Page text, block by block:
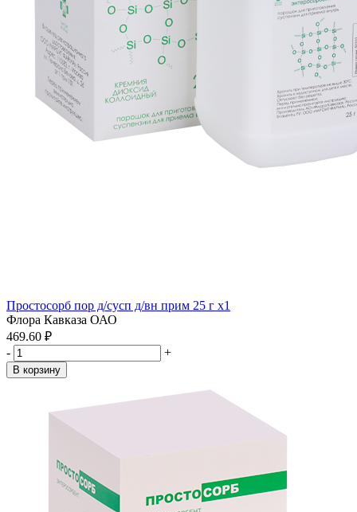
Простосорб пор д/сусп д/вн прим 25 г x1
Флора Кавказа ОАО
469.60 ₽
-
+
В корзину